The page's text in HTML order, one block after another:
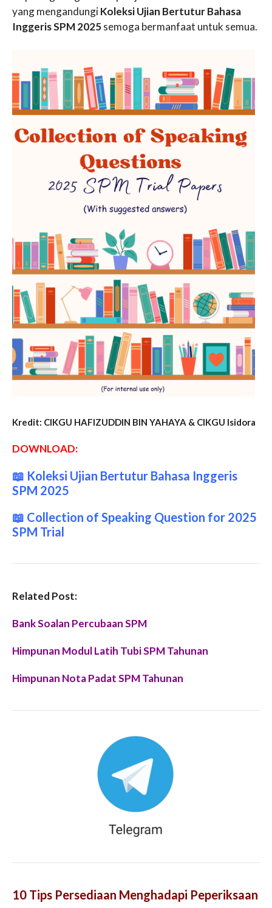
yang mengandungiKoleksi Ujian Bertutur Bahasa
Inggeris SPM 2025semoga bermanfaat untuk semua.
Kredit: CIKGU HAFIZUDDIN BIN YAHAYA & CIKGU Isidora
DOWNLOAD:
📖 Koleksi Ujian Bertutur Bahasa Inggeris
SPM 2025
📖 Collection of Speaking Question for 2025
SPM Trial
Related Post:
Bank Soalan Percubaan SPM
Himpunan Modul Latih Tubi SPM Tahunan
Himpunan Nota Padat SPM Tahunan
10 Tips Persediaan Menghadapi Peperiksaan